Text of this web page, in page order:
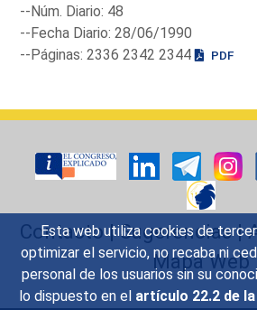
Esta web utiliza cookies de
optimizar el servicio, no recaba ni
personal de los usuarios sin su
lo dispuesto en el artículo 22.2 de
--Núm. Diario: 48
--Fecha Diario: 28/06/1990
--Páginas: 2336 2342 2344
PDF
Contacto|Sugerencias|
Mapa Web